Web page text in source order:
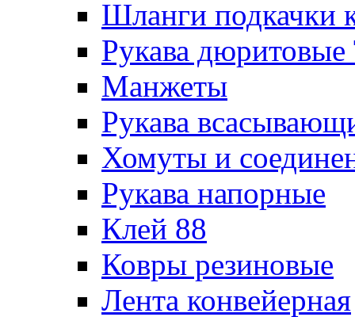
Шланги подкачки
Рукава
Манжеты
Рукава
Хомуты и
Рукава напорные
Клей 88
Ковры резиновые
Лента конвейерная